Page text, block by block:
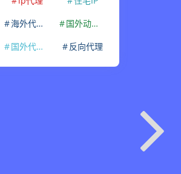
ip代理
住宅IP
海外代理ip
国外动态IP
国外代理ip 反向代理